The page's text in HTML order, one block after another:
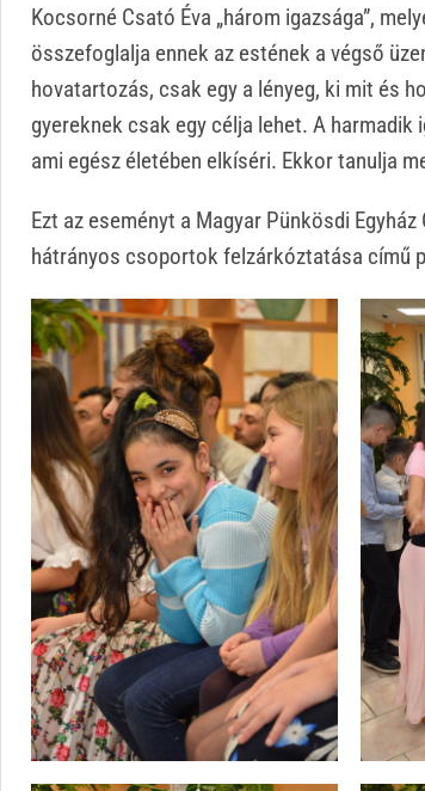
Kocsorné Csató Éva „három igazsága”,
összefoglalja ennek az estének a végső
hovatartozás, csak egy a lényeg, ki mit és
gyereknek csak egy célja lehet. A
ami egész életében elkíséri. Ekkor tanulja
Ezt az eseményt a Magyar Pünkösdi
hátrányos csoportok felzárkóztatása című